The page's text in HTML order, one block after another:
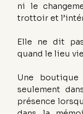
ni le
trottoir et
Elle ne dit
quand le lieu
Une
seulement
présence